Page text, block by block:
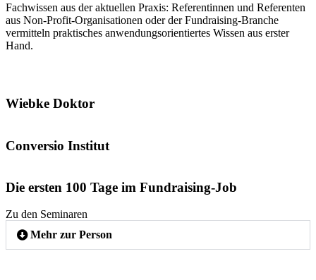
Fachwissen aus der aktuellen Praxis: Referentinnen und Referenten
aus Non-Profit-Organisationen oder der Fundraising-Branche
vermitteln praktisches anwendungsorientiertes Wissen aus erster
Hand.
Wiebke Doktor
Conversio Institut
Die ersten 100 Tage im Fundraising-Job
Zu den Seminaren
Mehr zur Person